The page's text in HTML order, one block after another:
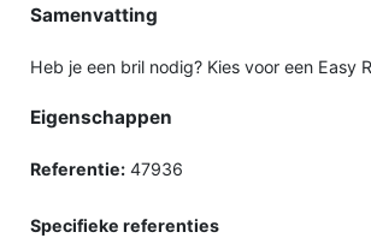
Samenvatting
Heb je een bril nodig? Kies voor een Easy
Eigenschappen
Referentie: 47936
Specifieke referenties